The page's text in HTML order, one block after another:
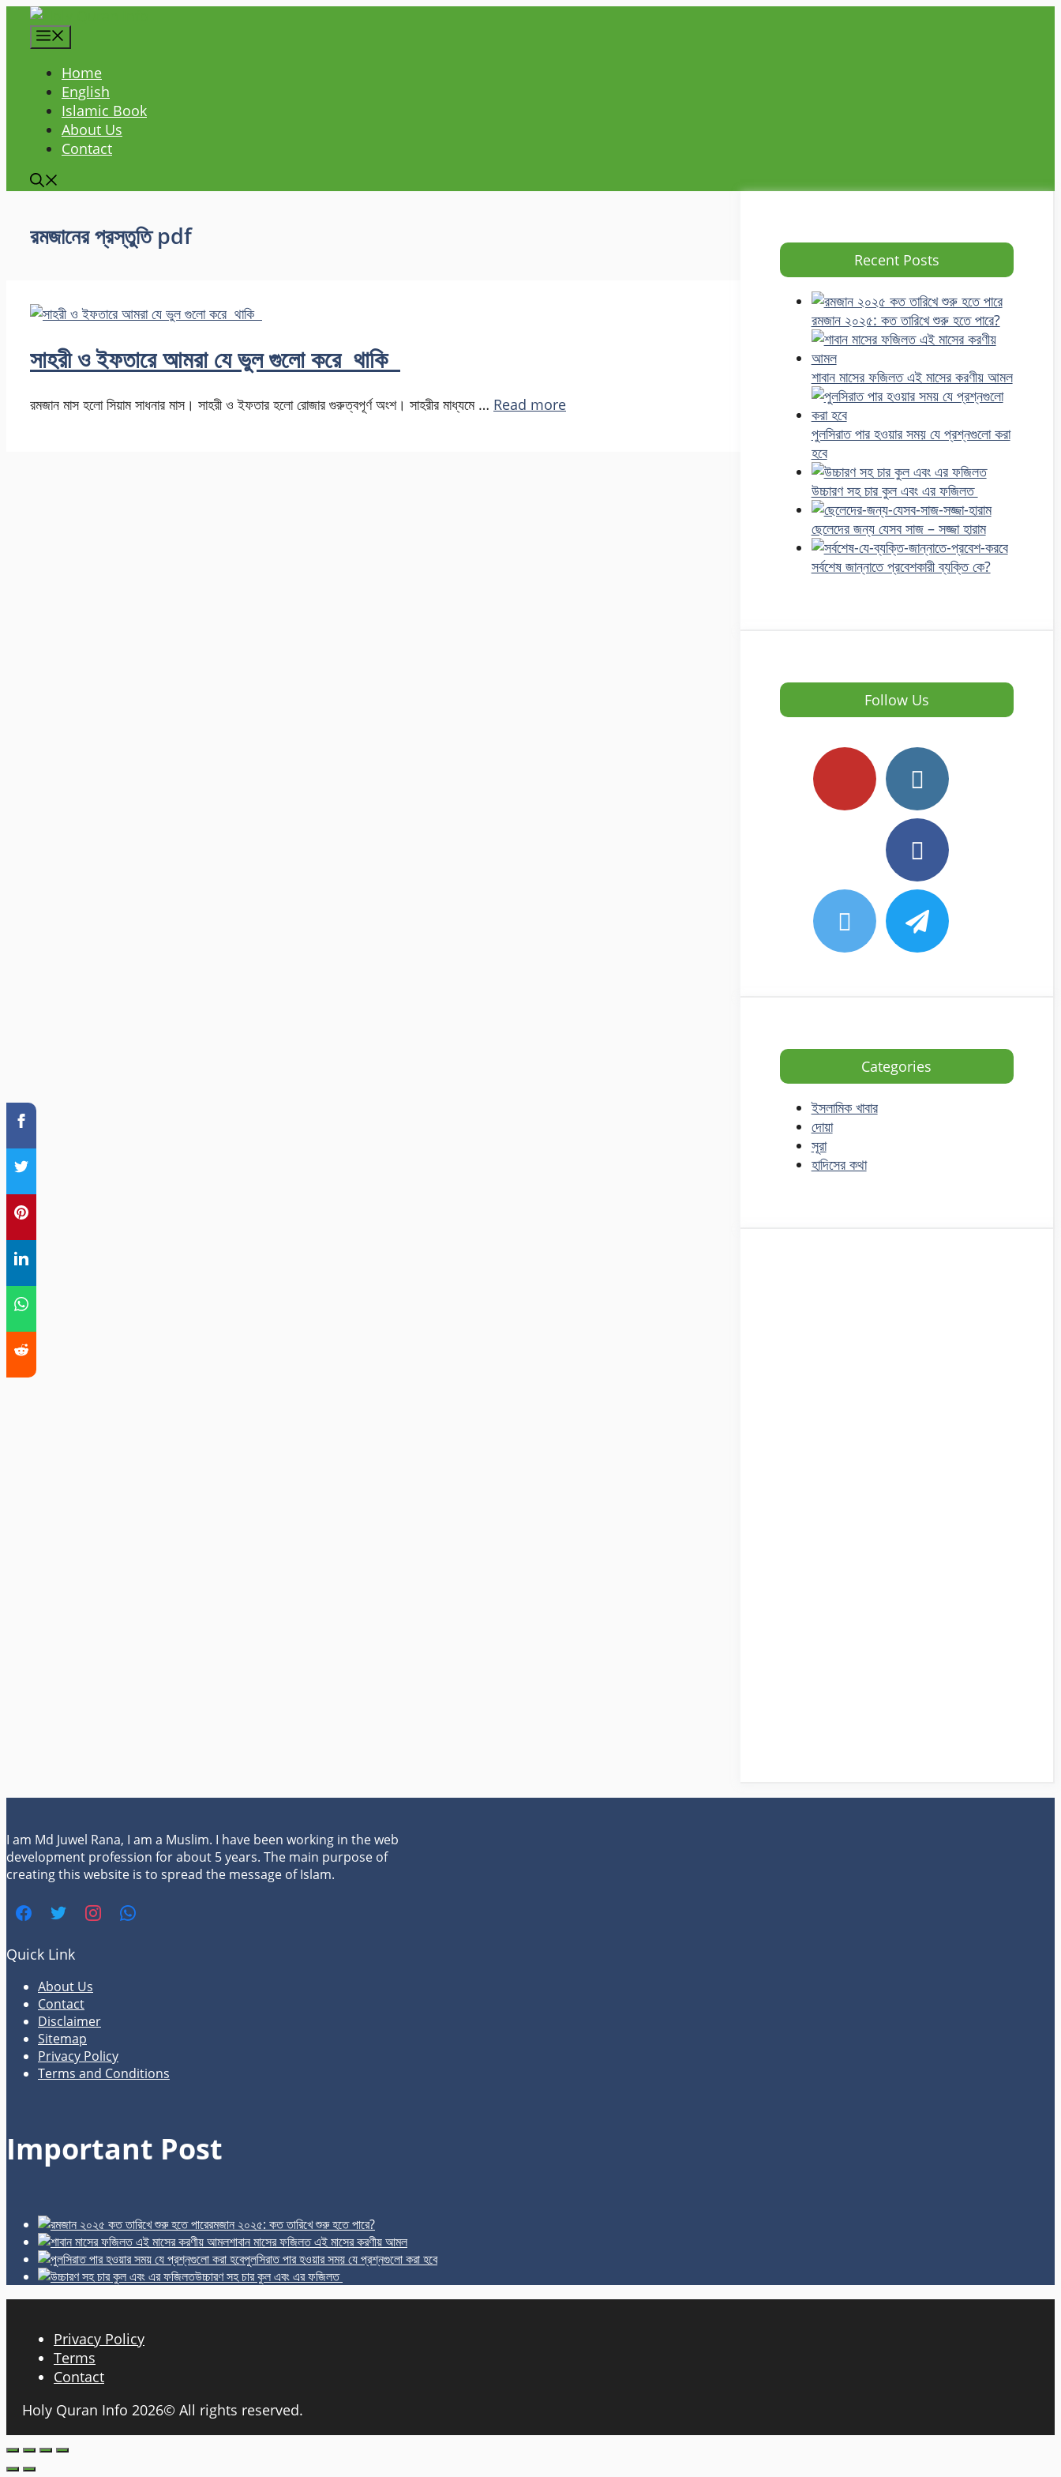
Skip
content
Home
English
Islamic Book
About Us
Contact
রমজানের প্রস্তুতি pdf
সাহরী ও ইফতারে আমরা যে ভুল গুলো করে থাকি
রমজান মাস হলো সিয়াম সাধনার মাস। সাহরী ও ইফতার হলো রোজার গুরুত্বপূর্ণ অংশ। সাহরীর মাধ্যমে … Read more
Recent Posts
রমজান ২০২৫: কত তারিখে শুরু হতে পারে?
শাবান মাসের ফজিলত এই মাসের করণীয় আমল
পুলসিরাত পার হওয়ার সময় যে প্রশ্নগুলো করা
হবে
উচ্চারণ সহ চার কুল এবং এর ফজিলত
ছেলেদের জন্য যেসব সাজ – সজ্জা হারাম
সর্বশেষ জান্নাতে প্রবেশকারী ব্যক্তি কে?
Follow Us
Categories
ইসলামিক খাবার
দোয়া
সূরা
হাদিসের কথা
I am Md Juwel Rana, I am a Muslim. I have been working in the web
development profession for about 5 years. The main purpose of
creating this website is to spread the message of Islam.
Quick Link
About Us
Contact
Disclaimer
Sitemap
Privacy Policy
Terms and Conditions
Important Post
রমজান ২০২৫: কত তারিখে শুরু হতে পারে?
শাবান মাসের ফজিলত এই মাসের করণীয় আমল
পুলসিরাত পার হওয়ার সময় যে প্রশ্নগুলো করা হবে
উচ্চারণ সহ চার কুল এবং এর ফজিলত
Privacy Policy
Terms
Contact
Holy Quran Info 2026© All rights reserved.